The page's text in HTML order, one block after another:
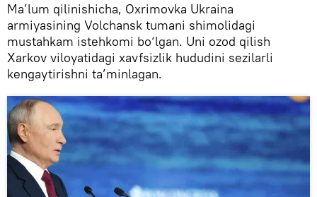
Ma’lum qilinishicha, Oxrimovka Ukraina
armiyasining Volchansk tumani shimolidagi
mustahkam istehkomi bo‘lgan. Uni ozod qilish
Xarkov viloyatidagi xavfsizlik hududini sezilarli
kengaytirishni ta’minlagan.